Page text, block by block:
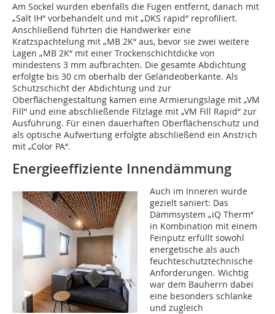
Am Sockel wurden ebenfalls die Fugen entfernt, danach mit
„Salt IH“ vorbehandelt und mit „DKS rapid“ reprofiliert.
Anschließend führten die Handwerker eine
Kratzspachtelung mit „MB 2K“ aus, bevor sie zwei weitere
Lagen „MB 2K“ mit einer Trockenschichtdicke von
mindestens 3 mm aufbrachten. Die gesamte Abdichtung
erfolgte bis 30 cm oberhalb der Geländeoberkante. Als
Schutzschicht der Abdichtung und zur
Oberflächengestaltung kamen eine Armierungslage mit „VM
Fill“ und eine abschließende Filzlage mit „VM Fill Rapid“ zur
Ausführung. Für einen dauerhaften Oberflächenschutz und
als optische Aufwertung erfolgte abschließend ein Anstrich
mit „Color PA“.
Energieeffiziente Innendämmung
Auch im Inneren wurde
gezielt saniert: Das
Dämmsystem „iQ Therm“
in Kombination mit einem
Feinputz erfüllt sowohl
energetische als auch
feuchteschutztechnische
Anforderungen. Wichtig
war dem Bauherrn dabei
eine besonders schlanke
und zugleich